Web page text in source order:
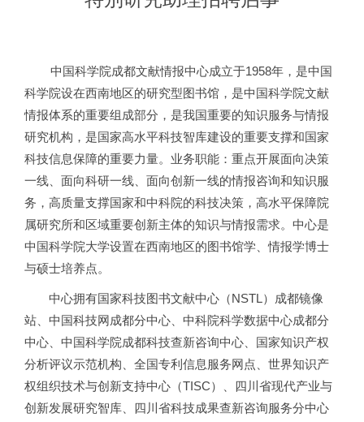
中国科学院成都文献情报中心成立于1958年，是中国
科学院设在西南地区的研究型图书馆，是中国科学院文献
情报体系的重要组成部分，是我国重要的知识服务与情报
研究机构，是国家高水平科技智库建设的重要支撑和国家
科技信息保障的重要力量。业务职能：重点开展面向决策
一线、面向科研一线、面向创新一线的情报咨询和知识服
务，高质量支撑国家和中科院的科技决策，高水平保障院
属研究所和区域重要创新主体的知识与情报需求。中心是
中国科学院大学设置在西南地区的图书馆学、情报学博士
与硕士培养点。
中心拥有国家科技图书文献中心（NSTL）成都镜像
站、中国科技网成都分中心、中科院科学数据中心成都分
中心、中国科学院成都科技查新咨询中心、国家知识产权
分析评议示范机构、全国专利信息服务网点、世界知识产
权组织技术与创新支持中心（TISC）、四川省现代产业与
创新发展研究智库、四川省科技成果查新咨询服务分中心